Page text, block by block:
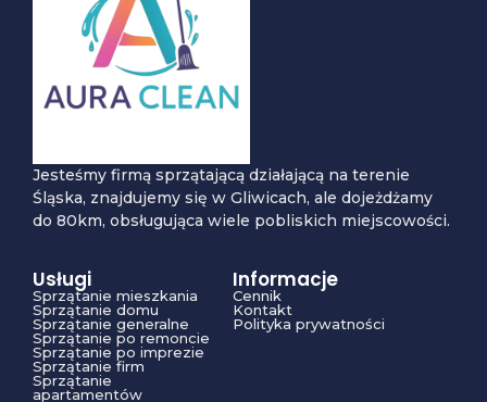
Jesteśmy firmą sprzątającą działającą na terenie
Śląska, znajdujemy się w Gliwicach, ale dojeżdżamy
do 80km, obsługująca wiele pobliskich miejscowości.
Usługi
Sprzątanie mieszkania
Sprzątanie domu
Sprzątanie generalne
Sprzątanie po remoncie
Sprzątanie po imprezie
Sprzątanie firm
Sprzątanie
apartamentów
Informacje
Cennik
Kontakt
Polityka prywatności